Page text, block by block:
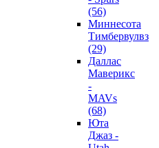
(56)
Миннесота
Тимбервулвз
(29)
Даллас
Маверикс
-
MAVs
(68)
Юта
Джаз -